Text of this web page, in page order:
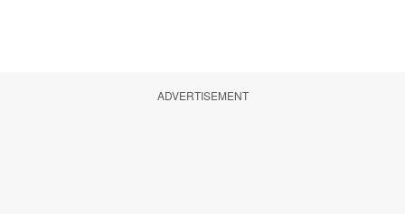
ADVERTISEMENT